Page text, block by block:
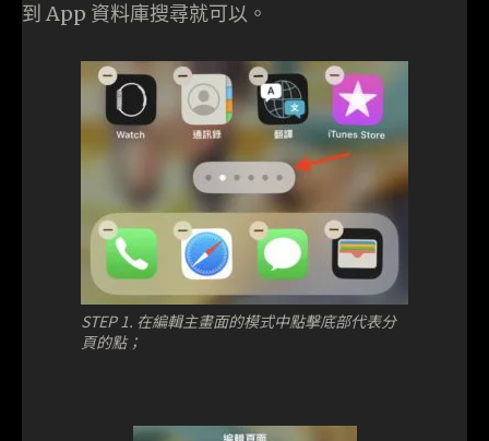
到 App 資料庫搜尋就可以。
STEP 1. 在編輯主畫面的模式中點擊底部代表分
頁的點；